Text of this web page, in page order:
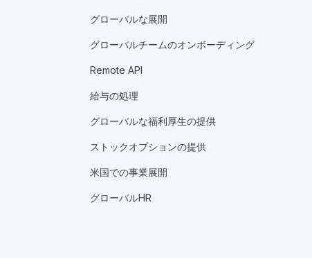
グローバルな展開
グローバルチームのオンボーディング
Remote API
給与の処理
グローバルな福利厚生の提供
ストックオプションの提供
米国での事業展開
グローバルHR